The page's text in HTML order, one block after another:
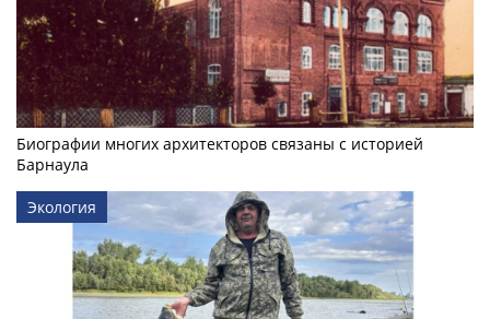
Биографии многих архитекторов связаны с историей
Барнаула
Экология